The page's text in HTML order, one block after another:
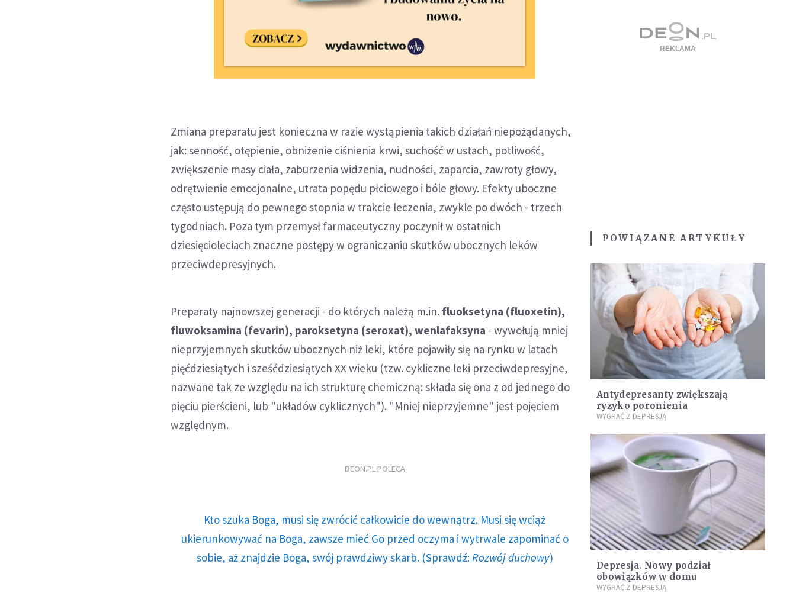
Zmiana preparatu jest konieczna w razie wystąpienia takich działań niepożądanych,
jak: senność, otępienie, obniżenie ciśnienia krwi, suchość w ustach, potliwość,
zwiększenie masy ciała, zaburzenia widzenia, nudności, zaparcia, zawroty głowy,
odrętwienie emocjonalne, utrata popędu płciowego i bóle głowy. Efekty uboczne
często ustępują do pewnego stopnia w trakcie leczenia, zwykle po dwóch - trzech
tygodniach. Poza tym przemysł farmaceutyczny poczynił w ostatnich
dziesięcioleciach znaczne postępy w ograniczaniu skutków ubocznych leków
przeciwdepresyjnych.
Preparaty najnowszej generacji - do których należą m.in. fluoksetyna (fluoxetin),
fluwoksamina (fevarin), paroksetyna (seroxat), wenlafaksyna - wywołują mniej
nieprzyjemnych skutków ubocznych niż leki, które pojawiły się na rynku w latach
pięćdziesiątych i sześćdziesiątych XX wieku (tzw. cykliczne leki przeciwdepresyjne,
nazwane tak ze względu na ich strukturę chemiczną: składa się ona z od jednego do
pięciu pierścieni, lub "układów cyklicznych"). "Mniej nieprzyjemne" jest pojęciem
względnym.
DEON.PL POLECA
Kto szuka Boga, musi się zwrócić całkowicie do wewnątrz. Musi się wciąż
ukierunkowywać na Boga, zawsze mieć Go przed oczyma i wytrwale zapominać o
sobie, aż znajdzie Boga, swój prawdziwy skarb. (Sprawdź: Rozwój duchowy)
POWIĄZANE ARTYKUŁY
Antydepresanty zwiększają
ryzyko poronienia
WYGRAĆ Z DEPRESJĄ
Depresja. Nowy podział
obowiązków w domu
WYGRAĆ Z DEPRESJĄ